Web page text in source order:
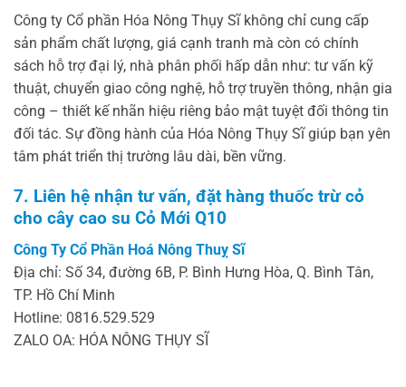
Công ty Cổ phần Hóa Nông Thụy Sĩ không chỉ cung cấp
sản phẩm chất lượng, giá cạnh tranh mà còn có chính
sách hỗ trợ đại lý, nhà phân phối hấp dẫn như: tư vấn kỹ
thuật, chuyển giao công nghệ, hỗ trợ truyền thông, nhận gia
công – thiết kế nhãn hiệu riêng bảo mật tuyệt đối thông tin
đối tác. Sự đồng hành của Hóa Nông Thụy Sĩ giúp bạn yên
tâm phát triển thị trường lâu dài, bền vững.
7. Liên hệ nhận tư vấn, đặt hàng thuốc trừ cỏ
cho cây cao su Cỏ Mới Q10
Công Ty Cổ Phần Hoá Nông Thuỵ Sĩ
Địa chỉ: Số 34, đường 6B, P. Bình Hưng Hòa, Q. Bình Tân,
TP. Hồ Chí Minh
Hotline: 0816.529.529
ZALO OA: HÓA NÔNG THỤY SĨ